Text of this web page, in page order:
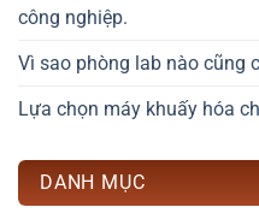
công nghiệp.
Vì sao phòng lab nào cũng
Lựa chọn máy khuấy hóa
DANH MỤC